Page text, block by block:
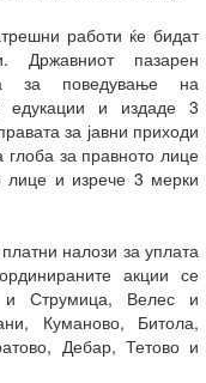
работи ќе бидат
Државниот пазарен
за поведување на
едукации и издаде 3
за јавни приходи
глоба за правното лице
лице и изрече 3 мерки
налози за уплата
акции се
и Струмица, Велес и
Куманово, Битола,
Дебар, Тетово и